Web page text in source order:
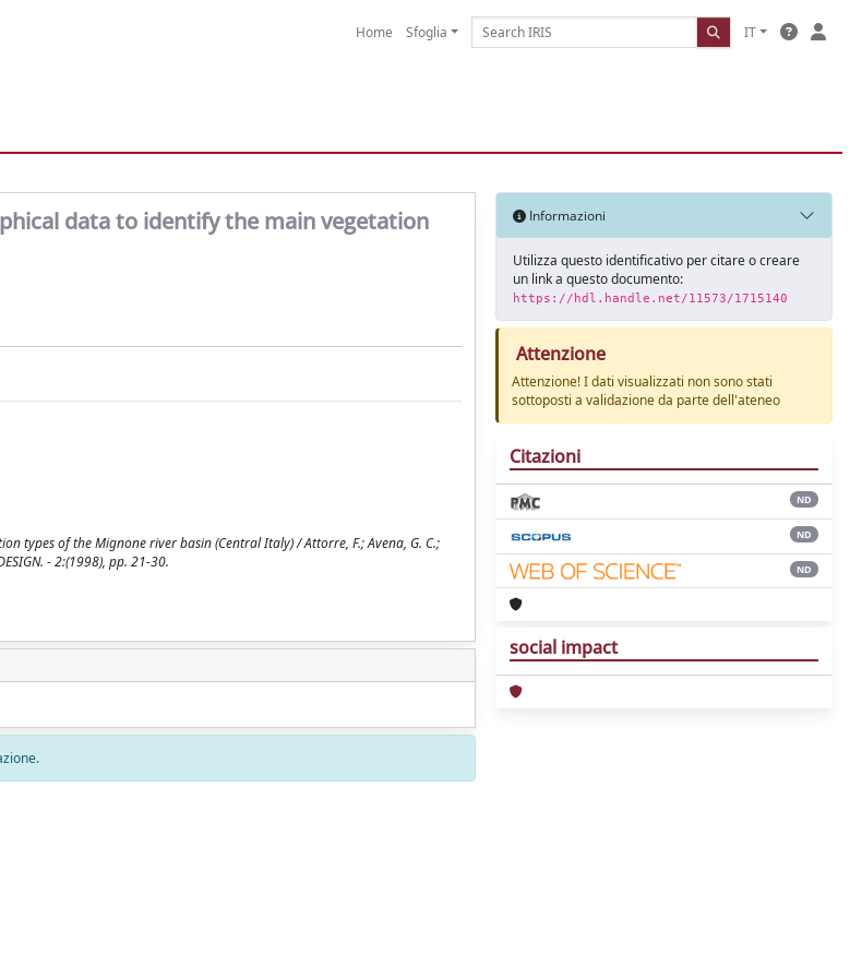
Home Sfoglia IT
data to identify the main vegetation
of the Mignone river basin (Central Italy) / Attorre, F.; Avena, G. C.;
- 2:(1998), pp. 21-30.
Informazioni
Utilizza questo identificativo per citare o creare
un link a questo documento:
https://hdl.handle.net/11573/1715140
Attenzione
Attenzione! I dati visualizzati non sono stati
sottoposti a validazione da parte dell'ateneo
Citazioni
ND
ND
ND
social impact